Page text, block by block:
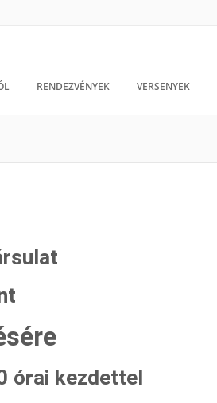
RENDEZVÉNYEK VERSENYEK
órai kezdettel